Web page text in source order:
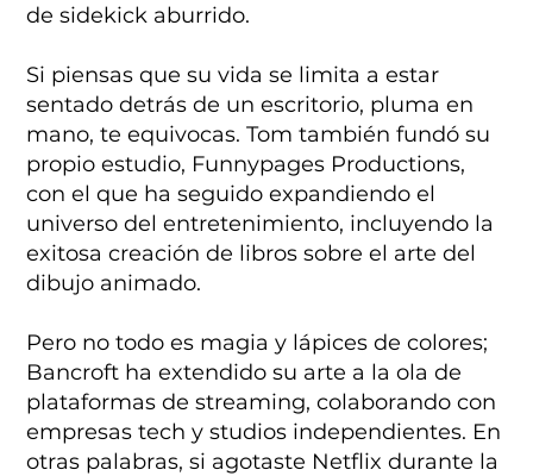
de sidekick aburrido.
Si piensas que su vida se limita a estar
sentado detrás de un escritorio, pluma en
mano, te equivocas. Tom también fundó su
propio estudio, Funnypages Productions,
con el que ha seguido expandiendo el
universo del entretenimiento, incluyendo la
exitosa creación de libros sobre el arte del
dibujo animado.
Pero no todo es magia y lápices de colores;
Bancroft ha extendido su arte a la ola de
plataformas de streaming, colaborando con
empresas tech y studios independientes. En
otras palabras, si agotaste Netflix durante la